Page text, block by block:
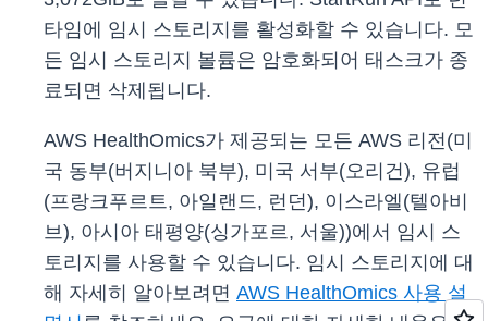
타임에 임시 스토리지를 활성화할 수 있습니다. 모
든 임시 스토리지 볼륨은 암호화되어 태스크가 종
료되면 삭제됩니다.
AWS HealthOmics가 제공되는 모든 AWS 리전(미
국 동부(버지니아 북부), 미국 서부(오리건), 유럽
(프랑크푸르트, 아일랜드, 런던), 이스라엘(텔아비
브), 아시아 태평양(싱가포르, 서울))에서 임시 스
토리지를 사용할 수 있습니다. 임시 스토리지에 대
해 자세히 알아보려면 AWS HealthOmics 사용 설